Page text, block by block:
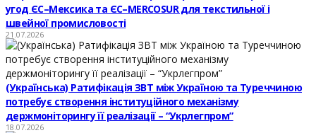
угод ЄС–Мексика та ЄС–MERCOSUR для текстильної і
швейної промисловості
21.07.2026
(Українська) Ратифікація ЗВТ між Україною та Туреччиною
потребує створення інституційного механізму
держмоніторингу її реалізації – “Укрлегпром”
18.07.2026